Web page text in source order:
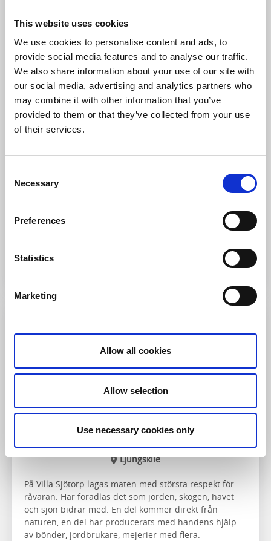
This website uses cookies
We use cookies to personalise content and ads, to
provide social media features and to analyse our traffic.
We also share information about your use of our site with
our social media, advertising and analytics partners who
may combine it with other information that you’ve
provided to them or that they’ve collected from your use
of their services.
Selection
Necessary
Preferences
Statistics
Marketing
Allow all cookies
Allow selection
Use necessary cookies only
Everts Sjöbod
Grebbestad
närmaste granne. Testa en ostronprovning eller varför
Restaurang & Hotell
Villa Sjötorp
Ljungskile
På Villa Sjötorp lagas maten med största respekt för
råvaran. Här förädlas det som jorden, skogen, havet
och sjön bidrar med. En del kommer direkt från
naturen, en del har producerats med handens hjälp
av bönder, jordbrukare, mejerier med flera.